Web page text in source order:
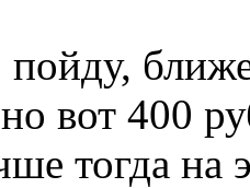
пойду,
вот 400
тогда на